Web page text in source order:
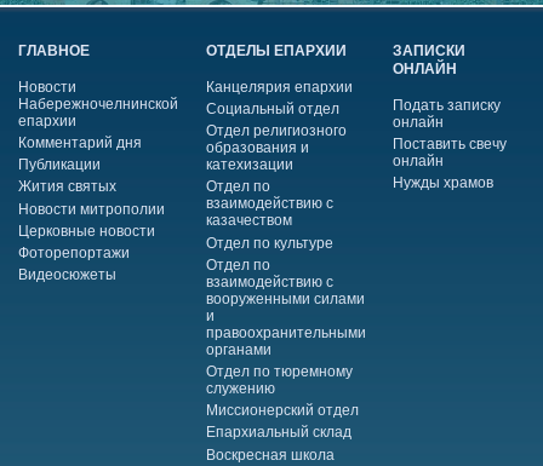
ГЛАВНОЕ
Новости
Набережночелнинской
епархии
Комментарий дня
Публикации
Жития святых
Новости митрополии
Церковные новости
Фоторепортажи
Видеосюжеты
ОТДЕЛЫ ЕПАРХИИ
Канцелярия епархии
Социальный отдел
Отдел религиозного
образования и
катехизации
Отдел по
взаимодействию с
казачеством
Отдел по культуре
Отдел по
взаимодействию с
вооруженными силами
и
правоохранительными
органами
Отдел по тюремному
служению
Миссионерский отдел
Епархиальный склад
Воскресная школа
ЗАПИСКИ
ОНЛАЙН
Подать записку
онлайн
Поставить свечу
онлайн
Нужды храмов